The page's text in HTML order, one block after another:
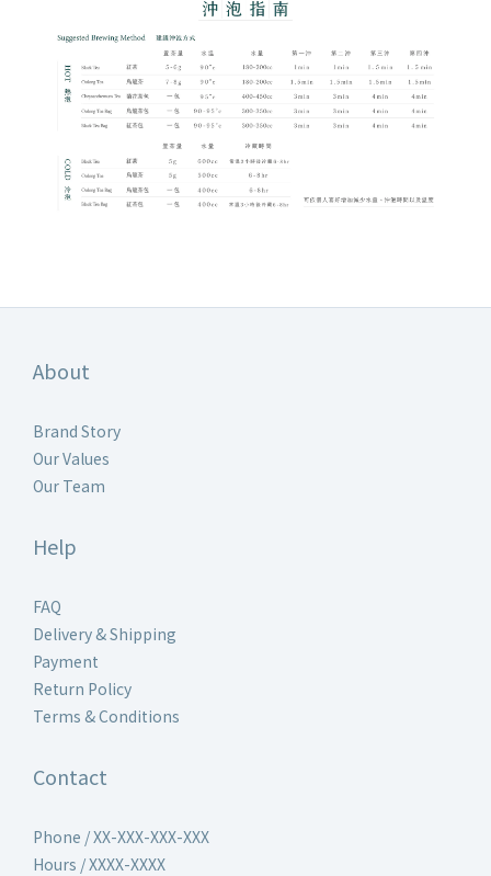
About
Brand Story
Our Values
Our Team
Help
FAQ
Delivery & Shipping
Payment
Return Policy
Terms & Conditions
Contact
Phone / XX-XXX-XXX-XXX
Hours / XXXX-XXXX